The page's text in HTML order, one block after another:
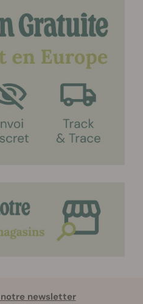
notre newsletter